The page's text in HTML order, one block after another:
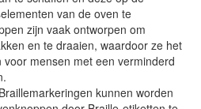
van de oven te
zijn vaak ontworpen om
en te draaien, waardoor ze het
mensen met een verminderd
Braillemarkeringen kunnen worden